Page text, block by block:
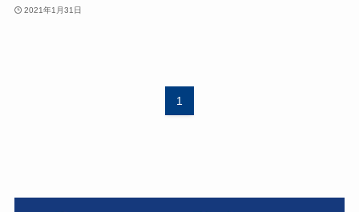
2021年1月31日
1